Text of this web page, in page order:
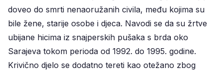
doveo do smrti nenaoružanih civila, među kojima su
bile žene, starije osobe i djeca. Navodi se da su žrtve
ubijane hicima iz snajperskih pušaka s brda oko
Sarajeva tokom perioda od 1992. do 1995. godine.
Krivično djelo se dodatno tereti kao otežano zbog